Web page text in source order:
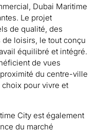
Dubai Maritime
Le projet
de qualité, des
loisirs, le tout conçu
équilibré et intégré.
de vues
du centre-ville
pour vivre et
City est également
du marché